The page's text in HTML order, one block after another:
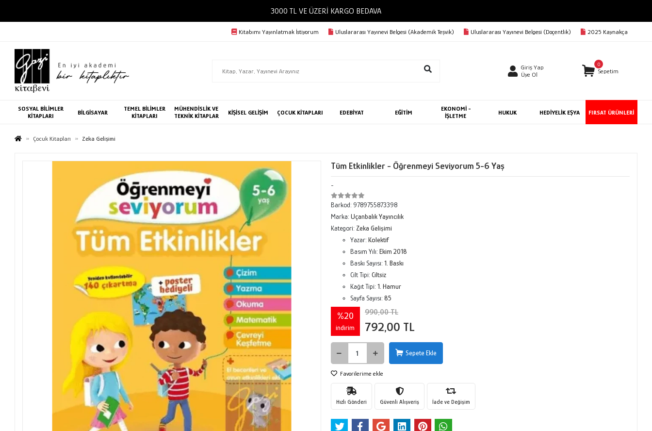
3000 TL VE ÜZERİ KARGO BEDAVA
Kitabımı Yayınlatmak İstiyorum Uluslararası Yayınevi Belgesi (Akademik Teşvik) Uluslararası Yayınevi Belgesi (Doçentlik) 2025 Kaynakça
Giriş Yap
Üye Ol
0
Sepetim
SOSYAL BİLİMLER
KİTAPLARI
BİLGİSAYAR
TEMEL BİLİMLER
KİTAPLARI
MÜHENDİSLİK VE
TEKNİK KİTAPLAR
KİŞİSEL GELİŞİM ÇOCUK KİTAPLARI EDEBİYAT EĞİTİM
EKONOMİ -
İŞLETME
HUKUK HEDİYELİK EŞYA FIRSAT ÜRÜNLERİ
Çocuk Kitapları Zeka Gelişimi
Tüm Etkinlikler - Öğrenmeyi Seviyorum 5-6 Yaş
-
Barkod: 9789755873398
Marka: Uçanbalık Yayıncılık
Kategori: Zeka Gelişimi
Yazar: Kolektif
Basım Yılı: Ekim 2018
Baskı Sayısı: 1. Baskı
Cilt Tipi: Ciltsiz
Kağıt Tipi: 1. Hamur
Sayfa Sayısı: 85
%20
indirim
990,00 TL
792,00 TL
Sepete Ekle
Favorilerime ekle
Hızlı Gönderi Güvenli Alışveriş İade ve Değişim